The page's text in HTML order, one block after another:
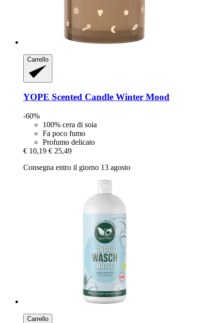
Carrello
YOPE Scented Candle Winter Mood
-60%
100% cera di soia
Fa poco fumo
Profumo delicato
€ 10,19 € 25,49
Consegna entro il giorno 13 agosto
Carrello